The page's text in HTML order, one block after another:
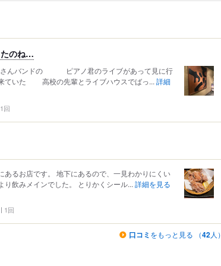
たのね…
さんバンドの ピアノ君のライブがあって見に行
た 高校の先輩とライブハウスでばっ... 詳細
1回
るお店です。 地下にあるので、一見わかりにくい
飲みメインでした。 とりかくシール... 詳細を見る
1回
口コミ をもっと見る （42人）